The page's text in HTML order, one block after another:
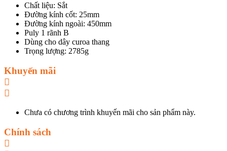
Chất liệu: Sắt
Đường kính cốt: 25mm
Đường kính ngoài: 450mm
Puly 1 rãnh B
Dùng cho dây curoa thang
Trọng lượng: 2785g
Khuyến mãi
Chưa có chương trình khuyến mãi cho sản phẩm này.
Chính sách